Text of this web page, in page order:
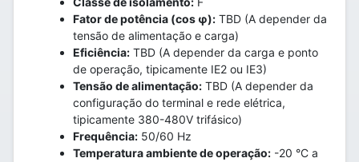
Fator de potência (cos φ): TBD (A depender da
tensão de alimentação e carga)
Eficiência: TBD (A depender da carga e ponto
de operação, tipicamente IE2 ou IE3)
Tensão de alimentação: TBD (A depender da
configuração do terminal e rede elétrica,
tipicamente 380-480V trifásico)
Frequência: 50/60 Hz
Temperatura ambiente de operação: -20 °C a